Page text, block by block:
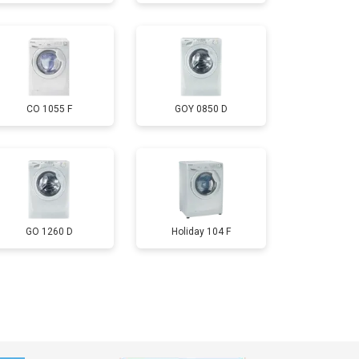
Заказать
4200 ₽ Заказать
2800 ₽ Заказать
3450 ₽ Заказать
3450 ₽ Заказать
CO 1055 F GOY 0850 D
GO 1260 D Holiday 104 F